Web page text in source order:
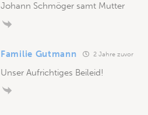
Johann Schmöger samt Mutter
Familie Gutmann 2 Jahre zuvor
Unser Aufrichtiges Beileid!